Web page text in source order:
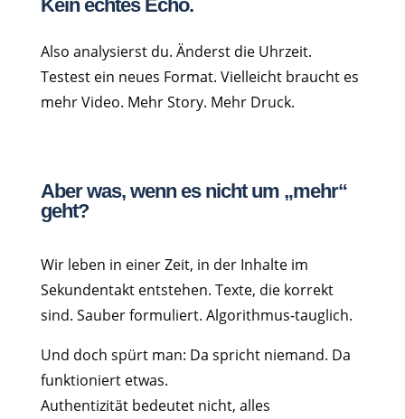
Kein echtes Echo.
Also analysierst du. Änderst die Uhrzeit.
Testest ein neues Format. Vielleicht braucht es
mehr Video. Mehr Story. Mehr Druck.
Aber was, wenn es nicht um „mehr“
geht?
Wir leben in einer Zeit, in der Inhalte im
Sekundentakt entstehen. Texte, die korrekt
sind. Sauber formuliert. Algorithmus-tauglich.
Und doch spürt man: Da spricht niemand. Da
funktioniert etwas.
Authentizität bedeutet nicht, alles